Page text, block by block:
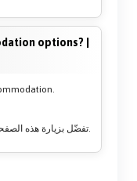
options? |
تفضّل بزيارة هذه الصفحة للاطلاع على دليل خيارات الإقامة القريبة.